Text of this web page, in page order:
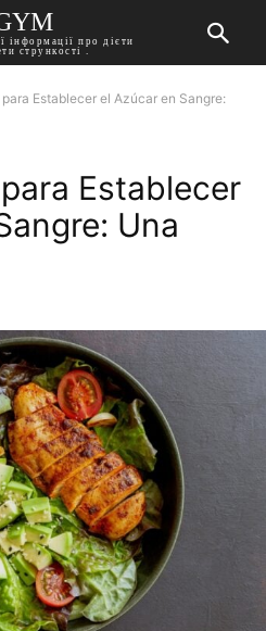
інформації про дієти
стрункості .
Establecer el Azúcar en Sangre:
Establecer
Una